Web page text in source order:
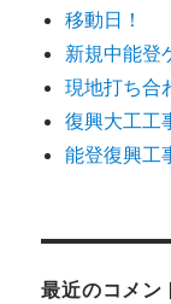
移動日！
新規中能登
現地打ち合
復興大工工
能登復興工
最近のコメン